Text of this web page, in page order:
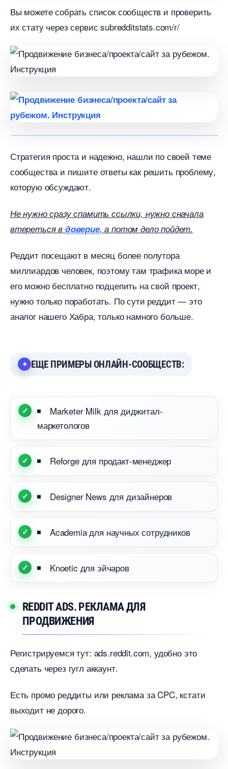
ы можете собрать список сообществ и проверить
их стату через сервисsubredditstats.com/r/
Стратегия проста и надежно, нашли по своей теме
сообщества и пишите ответы как решить проблему,
которую обсуждают.
Не нужно сразу спамить ссылки, нужно сначала
тереться доверие, а потом дело пойдет.
Реддит посещают в месяц более полутора
миллиардов человек, поэтому там трафика море и
его можно бесплатно подцепить на свой проект,
нужно только поработать. По сути реддит — это
аналог нашего Хабра, только намного больше.
ЕЩЕ ПРИМЕРЫ ОНЛАЙН-СООБЩЕСТВ:
Marketer Milk для диджитал-
маркетолого
Reforge для продакт-менеджер
Designer News для дизайнеро
Academia для научных сотруднико
Knoetic для эйчаро
REDDIT ADS. РЕКЛАМА ДЛЯ
ПРОДВИЖЕНИЯ
Регистрируемся тут: ads.reddit.com, удобно это
сделать через гугл аккаунт.
Есть промо реддиты или реклама за CPC, кстати
ыходит не дорого.